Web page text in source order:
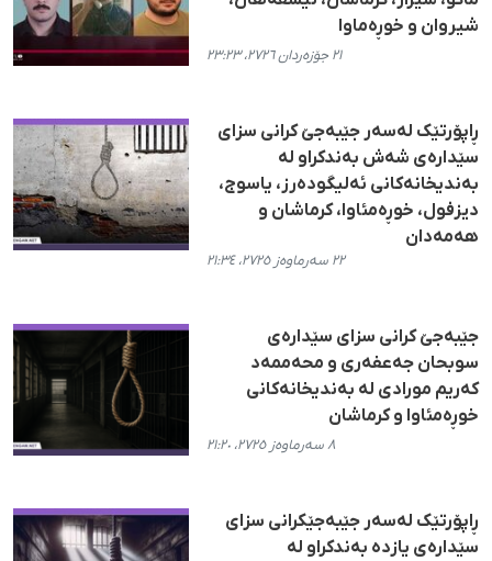
شیروان و خوڕەماوا
٢١ جۆزەردان ٢٧٢٦، ٢٣:٢٣
ڕاپۆرتێک لەسەر جێبەجێ کرانی سزای
سێدارەی شەش بەندکراو لە
بەندیخانەکانی ئەلیگودەرز، یاسوج،
دیزفول، خوڕەمئاوا، کرماشان و
هەمەدان
٢٢ سەرماوەز ٢٧٢٥، ٢١:٣٤
جێبەجێ کرانی سزای سێدارەی
سوبحان جەعفەری و محەممەد
کەریم مورادی لە بەندیخانەکانی
خوڕەمئاوا و کرماشان
٨ سەرماوەز ٢٧٢٥، ٢١:٢٠
ڕاپۆرتێک لەسەر جێبەجێکرانی سزای
سێدارەی یازدە بەندکراو لە